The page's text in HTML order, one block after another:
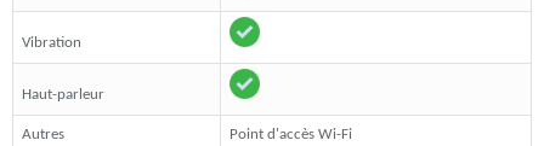
Vibration
Haut-parleur
Autres Point d'accès Wi-Fi